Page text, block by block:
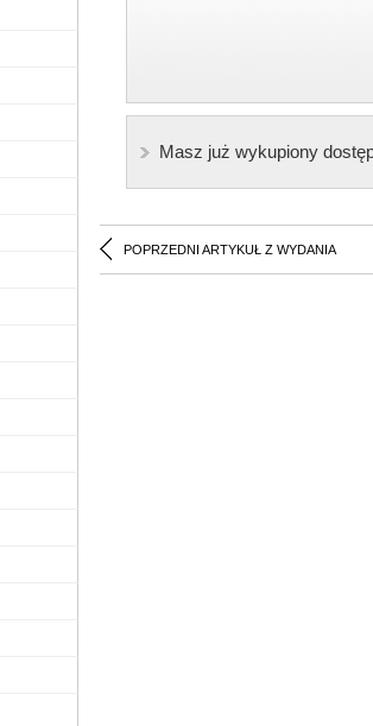
Masz już wykupiony
POPRZEDNI ARTYKUŁ Z WYDANIA